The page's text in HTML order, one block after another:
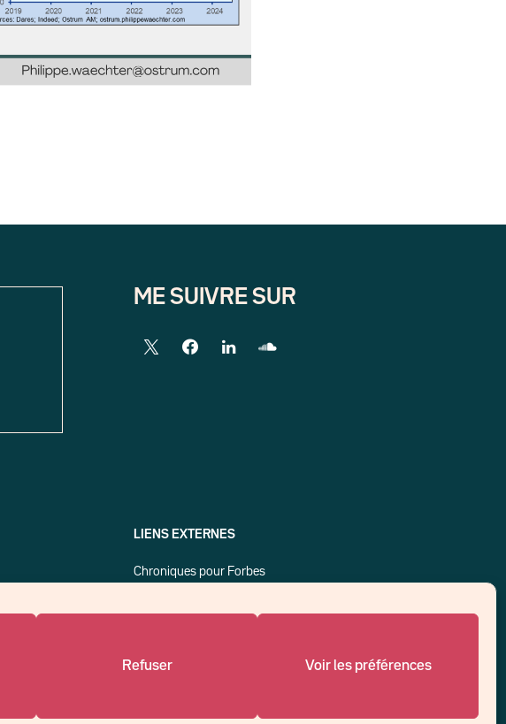
Refuser Voir les préférences
ME SUIVRE SUR
LIENS EXTERNES
Chroniques pour Forbes
Think tank